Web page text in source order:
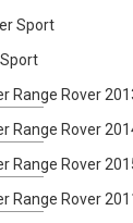
Sport
Range Rover
Range Rover
Range Rover
Range Rover